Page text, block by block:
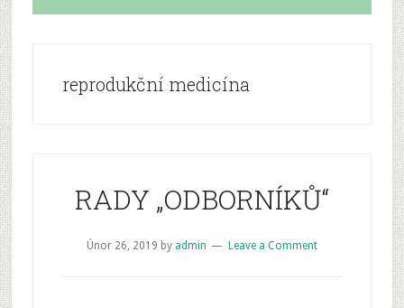
reprodukční medicína
RADY „ODBORNÍKŮ“
Únor 26, 2019 by admin Leave a Comment